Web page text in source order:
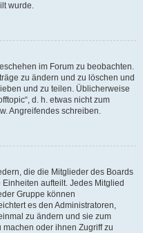
wurde.
im Forum zu beobachten.
zu ändern und zu löschen und
und zu teilen. Üblicherweise
d. h. etwas nicht zum
Angreifendes schreiben.
die die Mitglieder des Boards
aufteilt. Jedes Mitglied
Gruppe können
es den Administratoren,
zu ändern und sie zum
oder ihnen Zugriff zu